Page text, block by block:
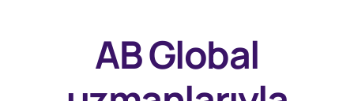
AB Global